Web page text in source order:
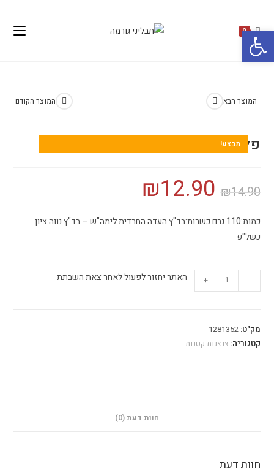
פתח סרגל נגישות
0
מבצע!
המוצר הקודם המוצר הבא
פלפל חריף גרוס
₪14.90
₪12.90
כמות:110 גרם כשרות:בד"ץ העדה החרדית לימה"ש – בד"ץ נווה ציון
כשל"פ
-
+ האתר יחזור לפעול לאחר צאת השבתת
מק"ט:1281352
קטגוריה: צנצנות קטנות
חוות דעת (0)
חוות דעת